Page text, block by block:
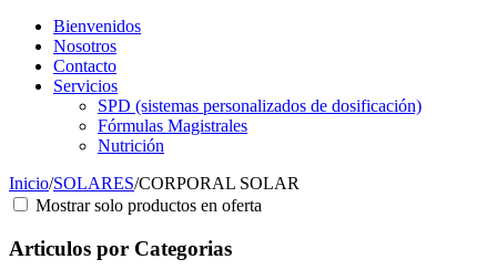
Bienvenidos
Nosotros
Contacto
Servicios
SPD (sistemas personalizados de dosificación)
Fórmulas Magistrales
Nutrición
Inicio/SOLARES/CORPORAL SOLAR
Mostrar solo productos en oferta
Articulos por Categorias